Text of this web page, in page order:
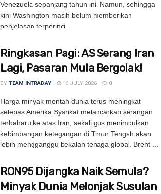
Venezuela sepanjang tahun ini. Namun, sehingga
kini Washington masih belum memberikan
penjelasan terperinci ...
Ringkasan Pagi: AS Serang Iran
Lagi, Pasaran Mula Bergolak!
BY TEAM INTRADAY 16 JULY 2026 0
Harga minyak mentah dunia terus meningkat
selepas Amerika Syarikat melancarkan serangan
terbaharu ke atas Iran, sekali gus menimbulkan
kebimbangan ketegangan di Timur Tengah akan
lebih mengganggu bekalan tenaga global. Brent ...
RON95 Dijangka Naik Semula?
Minyak Dunia Melonjak Susulan